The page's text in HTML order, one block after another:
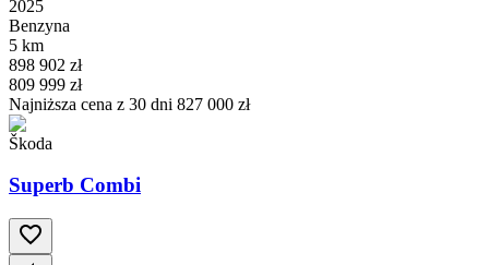
2025
Benzyna
5 km
898 902 zł
809 999 zł
Najniższa cena z 30 dni 827 000 zł
Škoda
Superb Combi